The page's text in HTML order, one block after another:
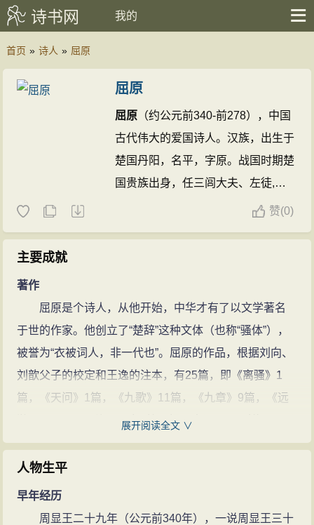
诗书网 我的
首页 » 诗人 » 屈原
屈原
屈原 （约公元前340-前278），中国
古代伟大的爱国诗人。汉族，出生于
楚国丹阳，名平，字原。战国时期楚
国贵族出身，任三闾大夫、左徒,兼
管内政外交大事。公元前278年秦将
原的诗文(22篇)
赞(0)
主要成就
著作
屈原是个诗人，从他开始，中华才有了以文学著名
于世的作家。他创立了“楚辞”这种文体（也称“骚体”），
被誉为“衣被词人，非一代也”。屈原的作品，根据刘向、
刘歆父子的校定和王逸的注本，有25篇，即《离骚》1
篇，《天问》1篇，《九歌》11篇，《九章》9篇，《远
游》《卜居》《渔父》各1篇。据《史记·屈原列传》司马
迁语，还有《招魂》1篇。有些学者认为《大招》也是屈
原作品；但也有人怀疑《远游》以下诸篇及《九章》中
若干篇章非出自屈原手笔。据郭沫若先生考证，屈原作
品，共流传下来23篇。其中《九歌》11篇，《九章》9
展开阅读全文 ∨
人物生平
早年经历
周显王二十九年（公元前340年），一说周显王三十